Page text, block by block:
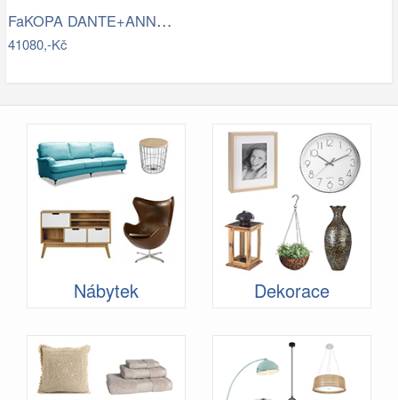
FaKOPA DANTE+ANNA - balkonový set Mdum
41080,-Kč
Nábytek Dekorace